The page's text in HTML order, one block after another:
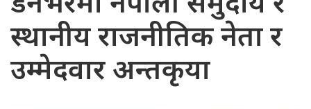
स्थानीय राजनीतिक नेता र
उम्मेदवार अन्तकृया